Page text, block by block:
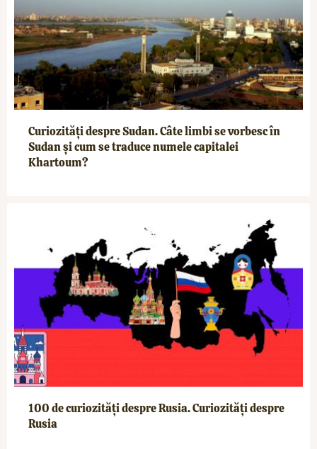
Curiozități despre Sudan. Câte limbi se vorbesc în
Sudan și cum se traduce numele capitalei
Khartoum?
100 de curiozități despre Rusia. Curiozități despre
Rusia